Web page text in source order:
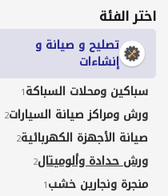
اختر الفئة
تصليح و صيانة و
إنشاءات
سباكين ومحلات السباكة1
ورش ومراكز صيانة السيارات2
صيانة الأجهزة الكهربائية2
ورش حدادة وألوميتال2
منجرة ونجارين خشب1